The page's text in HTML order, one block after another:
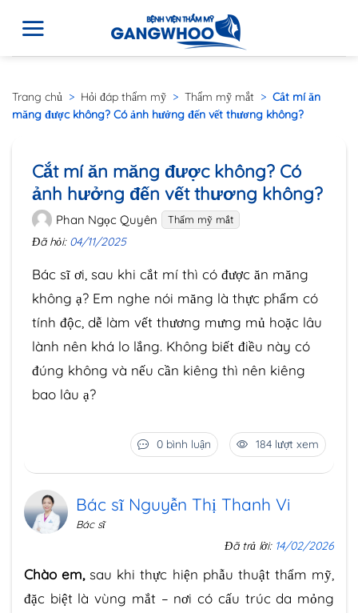
Trang chủ > Hỏi đáp thẩm mỹ > Thẩm mỹ mắt > Cắt mí ăn
măng được không? Có ảnh hưởng đến vết thương không?
Cắt mí ăn măng được không? Có
ảnh hưởng đến vết thương không?
Phan Ngọc Quyên Thẩm mỹ mắt
Đã hỏi: 04/11/2025
Bác sĩ ơi, sau khi cắt mí thì có được ăn măng
không ạ? Em nghe nói măng là thực phẩm có
tính độc, dễ làm vết thương mưng mủ hoặc lâu
lành nên khá lo lắng. Không biết điều này có
đúng không và nếu cần kiêng thì nên kiêng
bao lâu ạ?
0 bình luận 184 lượt xem
Bác sĩ Nguyễn Thị Thanh Vi
Bác sĩ
Đã trả lời: 14/02/2026
Chào em,sau khi thực hiện phẫu thuật thẩm mỹ,
đặc biệt là vùng mắt – nơi có cấu trúc da mỏng